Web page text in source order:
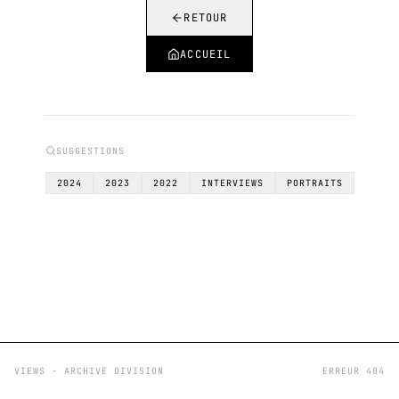
RETOUR
ACCUEIL
SUGGESTIONS
2024 2023 2022 INTERVIEWS PORTRAITS
VIEWS - ARCHIVE DIVISION ERREUR 404